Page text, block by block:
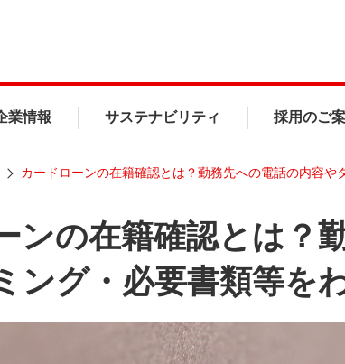
業情報 サステナビリティ 採用のご
カードローンの在籍確認とは？勤務先への電話の内容や
ンの在籍確認とは？
ング・必要書類等を